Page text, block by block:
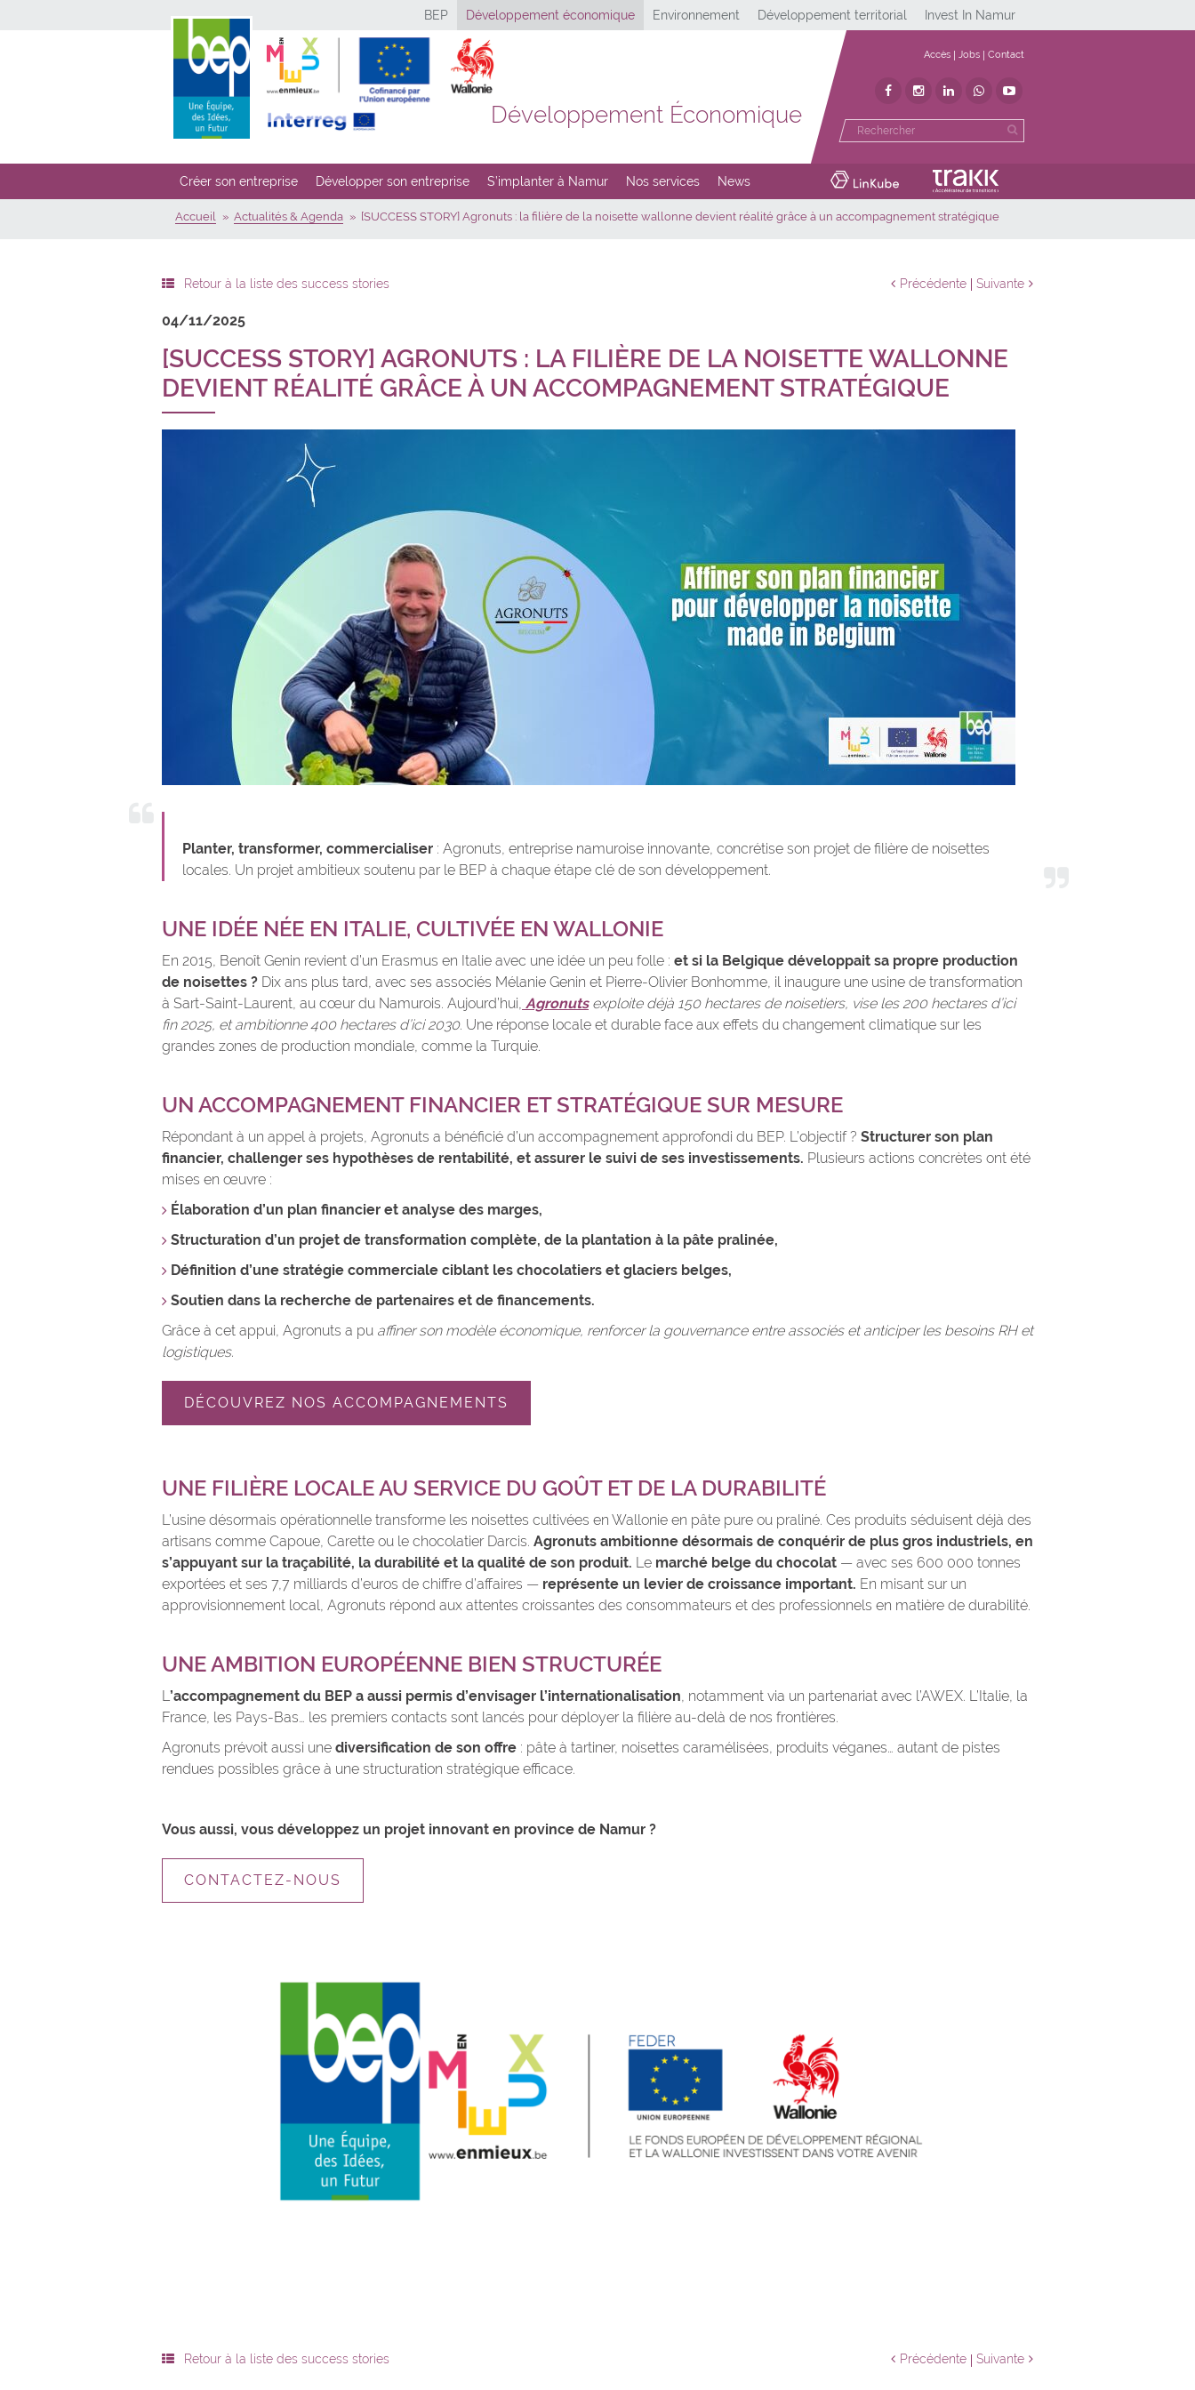
BEP Développement économique Environnement Développement territorial Invest In Namur
Développement Économique
Accès Jobs Contact
Créer son entreprise Développer son entreprise S’implanter à Namur Nos services News
Accueil Actualités & Agenda [SUCCESS STORY] Agronuts : la filière de la noisette wallonne devient réalité grâce à un accompagnement stratégique
Retour à la liste des success stories Suivante
Précédente
04/11/2025
[SUCCESS STORY] AGRONUTS : LA FILIÈRE DE LA NOISETTE WALLONNE
DEVIENT RÉALITÉ GRÂCE À UN ACCOMPAGNEMENT STRATÉGIQUE
Planter, transformer, commercialiser : Agronuts, entreprise namuroise innovante, concrétise son projet de filière de noisettes
locales. Un projet ambitieux soutenu par le BEP à chaque étape clé de son développement.
UNE IDÉE NÉE EN ITALIE, CULTIVÉE EN WALLONIE
En 2015, Benoît Genin revient d’un Erasmus en Italie avec une idée un peu folle : et si la Belgique développait sa propre production
de noisettes ? Dix ans plus tard, avec ses associés Mélanie Genin et Pierre-Olivier Bonhomme, il inaugure une usine de transformation
à Sart-Saint-Laurent, au cœur du Namurois. Aujourd’hui, Agronutsexploite déjà 150 hectares de noisetiers, vise les 200 hectares d’ici
fin 2025, et ambitionne 400 hectares d’ici 2030. Une réponse locale et durable face aux effets du changement climatique sur les
grandes zones de production mondiale, comme la Turquie.
UN ACCOMPAGNEMENT FINANCIER ET STRATÉGIQUE SUR MESURE
Répondant à un appel à projets, Agronuts a bénéficié d’un accompagnement approfondi du BEP. L’objectif ? Structurer son plan
financier, challenger ses hypothèses de rentabilité, et assurer le suivi de ses investissements. Plusieurs actions concrètes ont été
mises en œuvre :
Élaboration d’un plan financier et analyse des marges,
Structuration d’un projet de transformation complète, de la plantation à la pâte pralinée,
Définition d’une stratégie commerciale ciblant les chocolatiers et glaciers belges,
Soutien dans la recherche de partenaires et de financements.
Grâce à cet appui, Agronuts a pu affiner son modèle économique, renforcer la gouvernance entre associés et anticiper les besoins RH et
logistiques.
DÉCOUVREZ NOS ACCOMPAGNEMENTS
UNE FILIÈRE LOCALE AU SERVICE DU GOÛT ET DE LA DURABILITÉ
L’usine désormais opérationnelle transforme les noisettes cultivées en Wallonie en pâte pure ou praliné. Ces produits séduisent déjà des
artisans comme Capoue, Carette ou le chocolatier Darcis. Agronuts ambitionne désormais de conquérir de plus gros industriels, en
s’appuyant sur la traçabilité, la durabilité et la qualité de son produit. Le marché belge du chocolat — avec ses 600 000 tonnes
exportées et ses 7,7 milliards d’euros de chiffre d’affaires — représente un levier de croissance important. En misant sur un
approvisionnement local, Agronuts répond aux attentes croissantes des consommateurs et des professionnels en matière de durabilité.
UNE AMBITION EUROPÉENNE BIEN STRUCTURÉE
L’accompagnement du BEP a aussi permis d’envisager l’internationalisation, notamment via un partenariat avec l’AWEX. L’Italie, la
France, les Pays-Bas… les premiers contacts sont lancés pour déployer la filière au-delà de nos frontières.
Agronuts prévoit aussi une diversification de son offre : pâte à tartiner, noisettes caramélisées, produits véganes… autant de pistes
rendues possibles grâce à une structuration stratégique efficace.
Vous aussi, vous développez un projet innovant en province de Namur ?
CONTACTEZ-NOUS
Retour à la liste des success stories Suivante
Précédente